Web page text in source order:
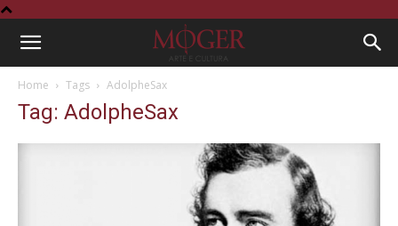
Home Tags AdolpheSax
Tag: AdolpheSax